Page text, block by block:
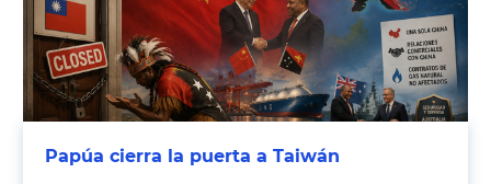
Papúa cierra la puerta a Taiwán